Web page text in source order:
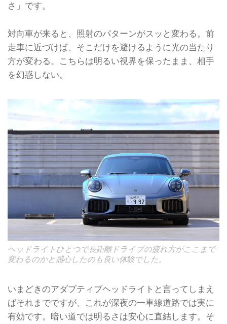
さ」です。
対向車が来ると、照射のパターンがスッと変わる。前
走車に近づけば、そこだけを避けるように光の当たり
方が変わる。こちらは明るい視界を保ったまま、相手
を幻惑しない。
ヘッドライトひとつで長距離ドライブの疲れ方がここまで
変わるのかと感心したのも良い体験でした。
いまどきのアダプティブヘッドライトと言ってしまえ
ばそれまでですが、これが深夜の一車線道路では実に
有効です。暗い道では明るさは安心に直結します。そ